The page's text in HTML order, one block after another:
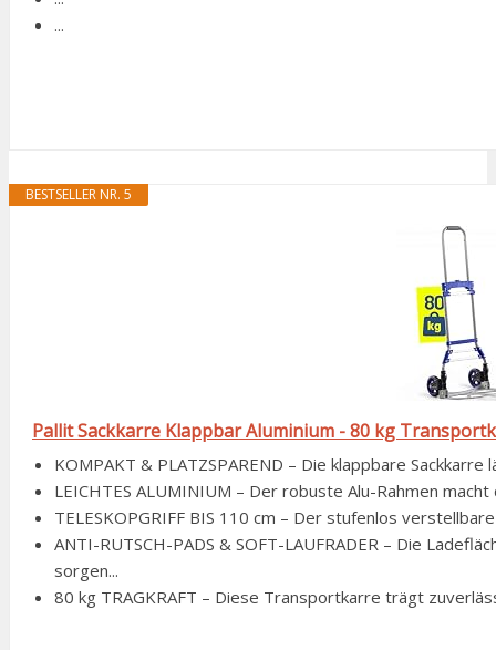
...
BESTSELLER NR. 5
Pallit Sackkarre Klappbar Aluminium - 80 kg
KOMPAKT & PLATZSPAREND – Die klappbare
LEICHTES ALUMINIUM – Der robuste Alu-Rahmen
TELESKOPGRIFF BIS 110 cm – Der stufenlos
ANTI-RUTSCH-PADS & SOFT-LAUFRADER – Die
sorgen...
80 kg TRAGKRAFT – Diese Transportkarre trägt